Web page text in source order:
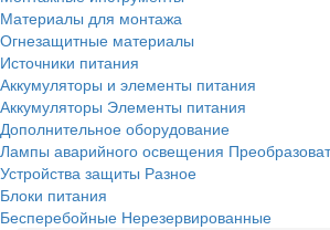
Материалы для монтажа
Огнезащитные материалы
Источники питания
Аккумуляторы и элементы питания
Аккумуляторы Элементы питания
Дополнительное оборудование
Лампы аварийного освещения
Устройства защиты Разное
Блоки питания
Бесперебойные Нерезервированные